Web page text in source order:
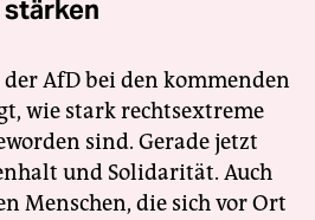
stärken
AfD bei den kommenden
wie stark rechtsextreme
sind. Gerade jetzt
und Solidarität. Auch
Menschen, die sich vor Ort